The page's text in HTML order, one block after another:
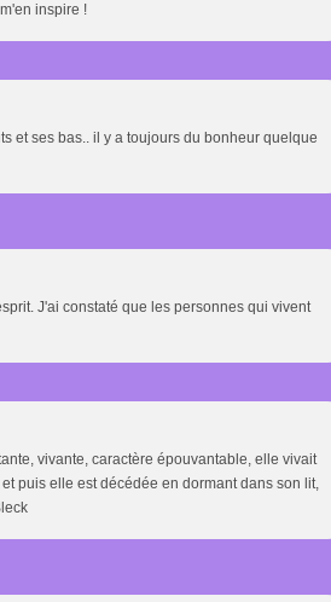
inspire !
et ses bas.. il y a toujours du bonheur quelque
J'ai constaté que les personnes qui vivent
vivante, caractère épouvantable, elle vivait
puis elle est décédée en dormant dans son lit,